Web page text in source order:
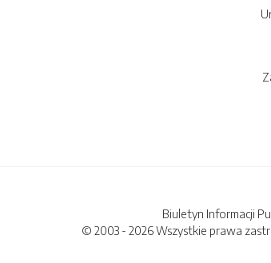
Biuletyn Informacji
© 2003 - 2026 Wszystkie prawa